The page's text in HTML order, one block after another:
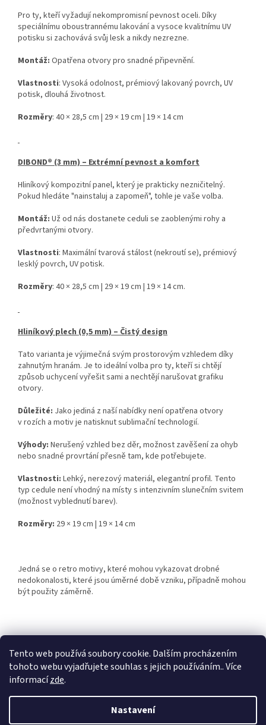
Tento web používá soubory cookie. Dalším procházením
tohoto webu vyjadřujete souhlas s jejich používáním.. Více
informacízde.
Nastavení
Pro ty, kteří vyžadují nekompromisní pevnost oceli. Díky
speciálnímu oboustrannému lakování a vysoce kvalitnímu UV
potisku si zachovává svůj lesk a nikdy nezrezne.
Montáž: Opatřena otvory pro snadné připevnění.
Vlastnosti: Vysoká odolnost, prémiový lakovaný povrch, UV
potisk, dlouhá životnost.
Rozměry: 40 × 28,5 cm | 29 × 19 cm | 19 × 14 cm
DIBOND® (3 mm) – Extrémní pevnost a komfort
Hliníkový kompozitní panel, který je prakticky nezničitelný.
Pokud hledáte "nainstaluj a zapomeň", tohle je vaše volba.
Montáž: Už od nás dostanete ceduli se zaoblenými rohy a
předvrtanými otvory.
Vlastnosti: Maximální tvarová stálost (nekroutí se), prémiový
lesklý povrch, UV potisk.
Rozměry: 40 × 28,5 cm | 29 × 19 cm | 19 × 14 cm.
Hliníkový plech (0,5 mm) – Čistý design
Tato varianta je výjimečná svým prostorovým vzhledem díky
zahnutým hranám. Je to ideální volba pro ty, kteří si chtějí
způsob uchycení vyřešit sami a nechtějí narušovat grafiku
otvory.
Důležité: Jako jediná z naší nabídky není opatřena otvory
v rozích a motiv je natisknut sublimační technologií.
Výhody: Nerušený vzhled bez děr, možnost zavěšení za ohyb
nebo snadné provrtání přesně tam, kde potřebujete.
Vlastnosti: Lehký, nerezový materiál, elegantní profil. Tento
typ cedule není vhodný na místy s intenzivním slunečním svitem
(možnost vyblednutí barev).
Rozměry: 29 × 19 cm | 19 × 14 cm
Jedná se o retro motivy, které mohou vykazovat drobné
nedokonalosti, které jsou úměrné době vzniku, případně mohou
být použity záměrně.
Z
Retro-Darky.cz Krowki.cz
Vytvořil Shoptet